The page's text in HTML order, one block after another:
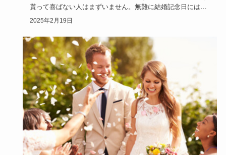
貰って喜ばない人はまずいません。無難に結婚記念日には花
束を贈る男性は…
2025年2月19日